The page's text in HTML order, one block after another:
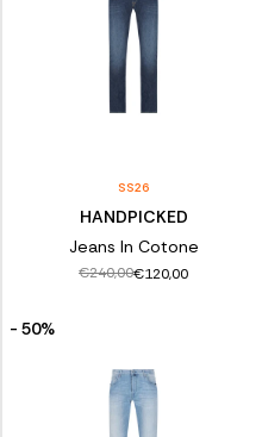
SS26
HANDPICKED
Jeans In Cotone
€240,00€120,00
- 50%